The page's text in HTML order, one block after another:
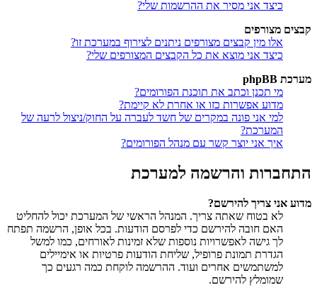
כיצד אני מסיר את ההרשמות שלי?
קבצים מצורפים
אלו מין קבצים מצורפים ניתנים לצירוף במערכת זו?
כיצד אני מוצא את כל הקבצים המצורפים שלי?
מערכת phpBB
מי תכנן וכתב את תוכנת הפורומים?
מדוע אפשרות כזו או אחרת לא קיימת?
למי אני פונה במקרים של חשד לעברה על החוק/ניצול לרעה של
המערכת?
איך אני יוצר קשר עם מנהל הפורומים?
התחברות והרשמה למערכת
מדוע אני צריך להירשם?
לא בטוח שאתה צריך. המנהל הראשי של המערכת יכול להחליט
האם חובה להירשם כדי לפרסם הודעות. בכל אופן, הרשמה תפתח
לך גישה לאפשרויות נוספות שלא זמינות לאורחים, כמו למשל
הגדרת תמונת פרופיל, שליחת הודעות פרטיות או אימיילים
למשתמשים אחרים ועוד. ההרשמה לוקחת כמה רגעים כך
שמומלץ להירשם.